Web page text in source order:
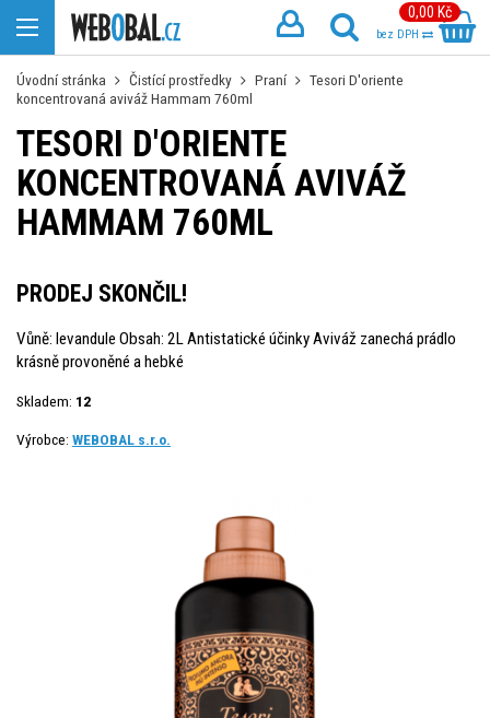
0,00 Kč
bez DPH
Úvodní stránka Čistící prostředky Praní
Tesori D'oriente
koncentrovaná aviváž Hammam 760ml
TESORI D'ORIENTE
KONCENTROVANÁ AVIVÁŽ
HAMMAM 760ML
PRODEJ SKONČIL!
Vůně: levandule Obsah: 2L Antistatické účinky Aviváž zanechá prádlo
krásně provoněné a hebké
Skladem: 12
Výrobce: WEBOBAL s.r.o.